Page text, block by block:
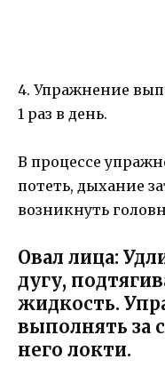
4. Упражнение
1 раз в день.
В процессе
потеть, дыхание
возникнуть
Овал лица:
дугу,
жидкость.
выполнять за
него локти.